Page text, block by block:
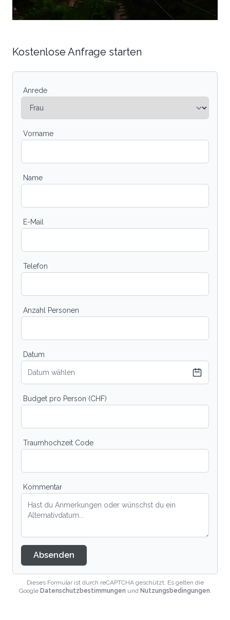
Kostenlose Anfrage starten
Anrede
Vorname
Name
E-Mail
Telefon
Anzahl Personen
Datum
Datum wählen
Budget pro Person (CHF)
Traumhochzeit Code
Kommentar
Absenden
Dieses Formular ist durch reCAPTCHA geschützt. Es gelten die
Google Datenschutzbestimmungen und Nutzungsbedingungen.